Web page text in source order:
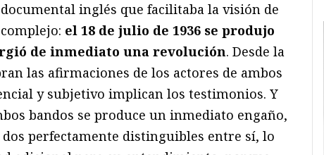
inglés que facilitaba la visión de
el 18 de julio de 1936 se produjo
de inmediato una revolución. Desde la
las afirmaciones de los actores de ambos
y subjetivo implican los testimonios. Y
bandos se produce un inmediato engaño,
perfectamente distinguibles entre sí, lo